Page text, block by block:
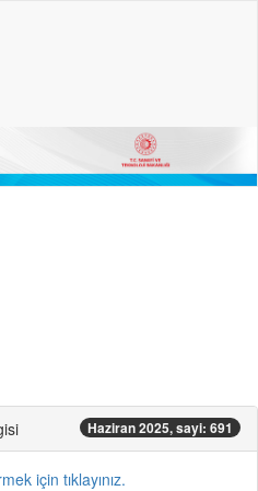
Haziran 2025, sayi: 691
için tıklayınız.